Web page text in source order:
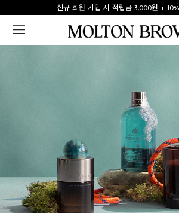
신규 회원 가입 시 적립금 3,000원 +